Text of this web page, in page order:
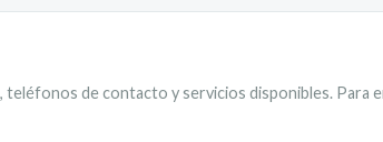
de contacto y servicios disponibles. Para